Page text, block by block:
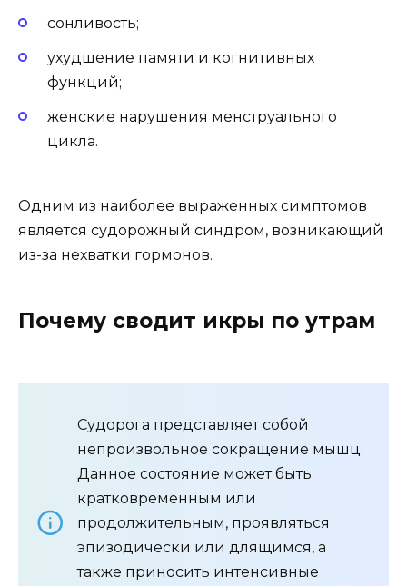
сонливость;
ухудшение памяти и когнитивных
функций;
женские нарушения менструального
цикла.
Одним из наиболее выраженных симптомов
является судорожный синдром, возникающий
из-за нехватки гормонов.
Почему сводит икры по утрам
Судорога представляет собой
непроизвольное сокращение мышц.
Данное состояние может быть
кратковременным или
продолжительным, проявляться
эпизодически или длящимся, а
также приносить интенсивные